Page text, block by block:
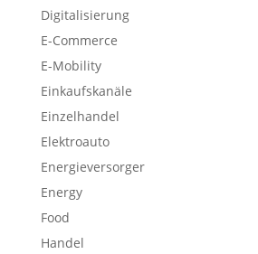
Digitalisierung
E-Commerce
E-Mobility
Einkaufskanäle
Einzelhandel
Elektroauto
Energieversorger
Energy
Food
Handel